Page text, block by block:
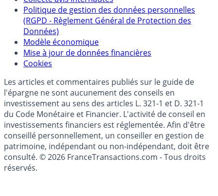
Politique de gestion des données personnelles
(RGPD - Règlement Général de Protection des
Données)
Modèle économique
Mise à jour de données financières
Cookies
Les articles et commentaires publiés sur le guide de
l'épargne ne sont aucunement des conseils en
investissement au sens des articles L. 321-1 et D. 321-1
du Code Monétaire et Financier. L'activité de conseil en
investissements financiers est réglementée. Afin d'être
conseillé personnellement, un conseiller en gestion de
patrimoine, indépendant ou non-indépendant, doit être
consulté. © 2026 FranceTransactions.com - Tous droits
réservés.